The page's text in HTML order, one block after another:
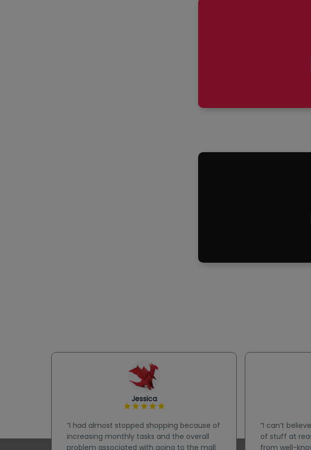
Jessica
“I had almost stopped shopping because of
increasing monthly tasks and the overall
problem associated with going to the mall
“I can’t
of stuff at
from well-